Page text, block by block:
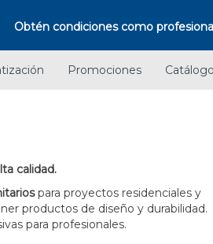
Obtén condiciones como
Promociones
calidad.
para proyectos residenciales y
productos de diseño y durabilidad.
para profesionales.